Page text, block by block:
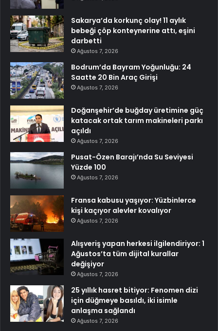
Sakarya’da korkunç olay! 11 aylık
bebeği çöp konteynerine attı, eşini
darbetti
Ağustos 7, 2026
Bodrum’da Bayram Yoğunluğu: 24
Saatte 20 Bin Araç Girişi
Ağustos 7, 2026
Doğanşehir’de buğday üretimine güç
katacak ortak tarım makineleri parkı
açıldı
Ağustos 7, 2026
Pusat-Özen Barajı’nda Su Seviyesi
Yüzde 100
Ağustos 7, 2026
Fransa kabusu yaşıyor: Yüzbinlerce
kişi kaçıyor alevler kovalıyor
Ağustos 7, 2026
Alışveriş yapan herkesi ilgilendiriyor: 1
Ağustos’ta tüm dijital kurallar
değişiyor
Ağustos 7, 2026
25 yıllık hasret bitiyor: Fenomen dizi
için düğmeye basıldı, iki isimle
anlaşma sağlandı
Ağustos 7, 2026